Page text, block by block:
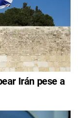
Irán pese a